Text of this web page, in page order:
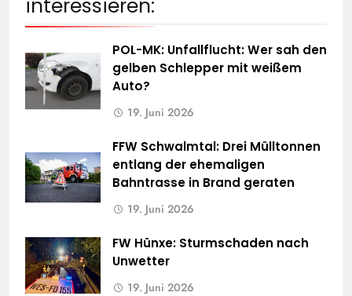
interessieren:
POL-MK: Unfallflucht: Wer sah den
gelben Schlepper mit weißem
Auto?
19. Juni 2026
FFW Schwalmtal: Drei Mülltonnen
entlang der ehemaligen
Bahntrasse in Brand geraten
19. Juni 2026
FW Hünxe: Sturmschaden nach
Unwetter
19. Juni 2026